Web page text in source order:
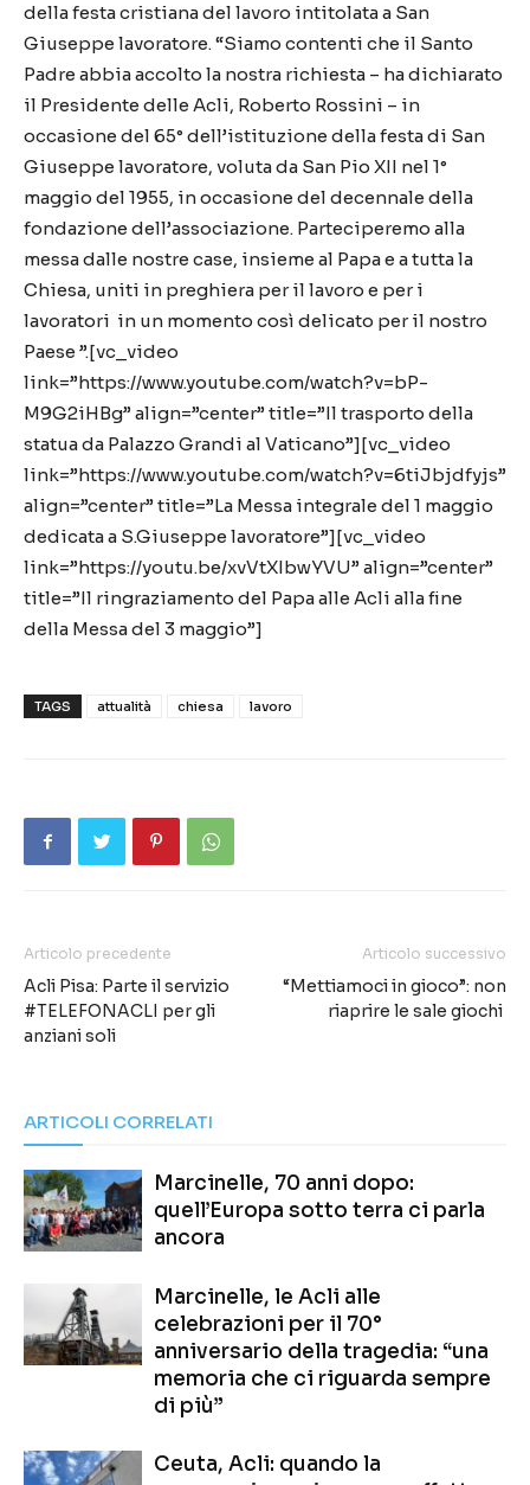
della festa cristiana del lavoro intitolata a San
Giuseppe lavoratore. “Siamo contenti che il Santo
Padre abbia accolto la nostra richiesta – ha dichiarato
il Presidente delle Acli, Roberto Rossini – in
occasione del 65° dell’istituzione della festa di San
Giuseppe lavoratore, voluta da San Pio XII nel 1°
maggio del 1955, in occasione del decennale della
fondazione dell’associazione. Parteciperemo alla
messa dalle nostre case, insieme al Papa e a tutta la
Chiesa, uniti in preghiera per il lavoro e per i
lavoratori in un momento così delicato per il nostro
Paese ”.[vc_video
link=”https://www.youtube.com/watch?v=bP-
M9G2iHBg” align=”center” title=”Il trasporto della
statua da Palazzo Grandi al Vaticano”][vc_video
link=”https://www.youtube.com/watch?v=6tiJbjdfyjs”
align=”center” title=”La Messa integrale del 1 maggio
dedicata a S.Giuseppe lavoratore”][vc_video
link=”https://youtu.be/xvVtXIbwYVU” align=”center”
title=”Il ringraziamento del Papa alle Acli alla fine
della Messa del 3 maggio”]
TAGS attualità chiesa lavoro
Articolo precedente
Acli Pisa: Parte il servizio
#TELEFONACLI per gli
anziani soli
Articolo successivo
“Mettiamoci in gioco”: non
riaprire le sale giochi
ARTICOLI CORRELATI
Marcinelle, 70 anni dopo:
quell’Europa sotto terra ci parla
ancora
Marcinelle, le Acli alle
celebrazioni per il 70°
anniversario della tragedia: “una
memoria che ci riguarda sempre
di più”
Ceuta, Acli: quando la